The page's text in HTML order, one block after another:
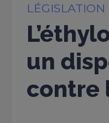
LÉGISLATION
un
contre